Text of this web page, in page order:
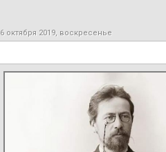
6 октября 2019, воскресенье